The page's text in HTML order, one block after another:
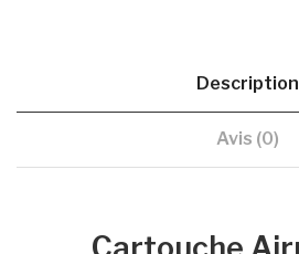
Description
Avis (0)